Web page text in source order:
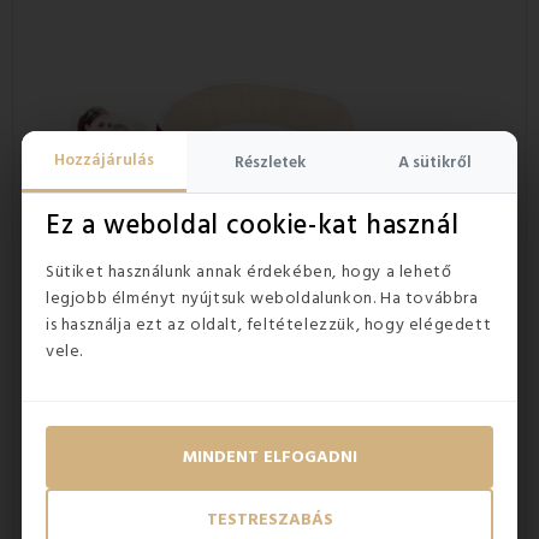
Hozzájárulás Részletek A sütikről
Ez a weboldal cookie-kat használ
Sütiket használunk annak érdekében, hogy a lehető
legjobb élményt nyújtsuk weboldalunkon. Ha továbbra
is használja ezt az oldalt, feltételezzük, hogy elégedett
vele.
TESTRESZABÁS
MINDENT ELFOGADNI
Milyen előnyökkel jár a többfunkciós
fészek a Kid babák számára?